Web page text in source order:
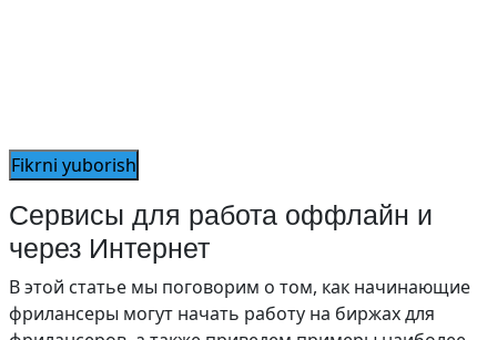
Сервисы для работа оффлайн и
через Интернет
В этой статье мы поговорим о том, как начинающие
фрилансеры могут начать работу на биржах для